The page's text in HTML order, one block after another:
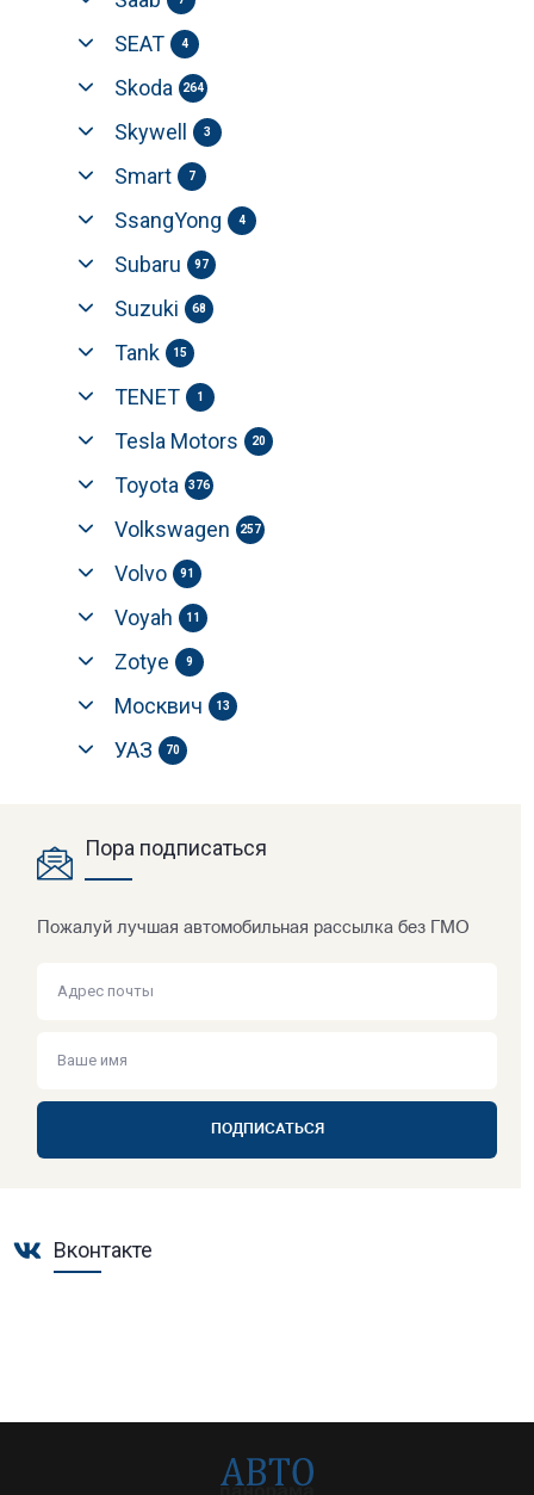
SEAT 4
Skoda 264
Skywell 3
Smart 7
SsangYong 4
Subaru 97
Suzuki 68
Tank 15
TENET 1
Tesla Motors 20
Toyota 376
Volkswagen 257
Volvo 91
Voyah 11
Zotye 9
Москвич 13
УАЗ 70
Пора подписаться
Пожалуй лучшая автомобильная рассылка без ГМО
ПОДПИСАТЬСЯ
Вконтакте